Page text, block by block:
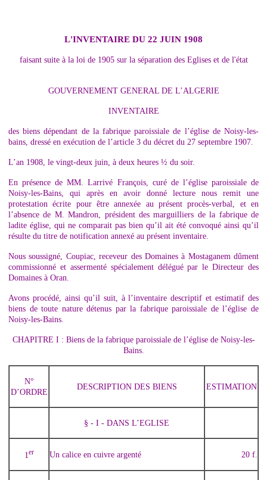
L'INVENTAIRE DU 22 JUIN 1908
faisant suite à la loi de 1905 sur la séparation des Eglises et de l'état
GOUVERNEMENT GENERAL DE L’ALGERIE
INVENTAIRE
des biens dépendant de la fabrique paroissiale de l’église de Noisy-les-
bains, dressé en exécution de l’article 3 du décret du 27 septembre 1907.
L’an 1908, le vingt-deux juin, à deux heures ½ du soir.
En présence de MM. Larrivé François, curé de l’église paroissiale de
Noisy-les-Bains, qui après en avoir donné lecture nous remit une
protestation écrite pour être annexée au présent procès-verbal, et en
l’absence de M. Mandron, président des marguilliers de la fabrique de
ladite église, qui ne comparait pas bien qu’il ait été convoqué ainsi qu’il
résulte du titre de notification annexé au présent inventaire.
Nous soussigné, Coupiac, receveur des Domaines à Mostaganem dûment
commissionné et assermenté spécialement délégué par le Directeur des
Domaines à Oran.
Avons procédé, ainsi qu’il suit, à l’inventaire descriptif et estimatif des
biens de toute nature détenus par la fabrique paroissiale de l’église de
Noisy-les-Bains.
CHAPITRE I : Biens de la fabrique paroissiale de l’église de Noisy-les-
Bains.
N°
D’ORDRE
DESCRIPTION DES BIENS ESTIMATION
§ - I - DANS L’EGLISE
1er Un calice en cuivre argenté 20 f.